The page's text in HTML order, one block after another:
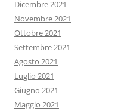
Dicembre 2021
Novembre 2021
Ottobre 2021
Settembre 2021
Agosto 2021
Luglio 2021
Giugno 2021
Maggio 2021